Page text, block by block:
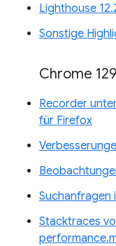
Lighthouse
Sonstige
Chrome 129
Recorder
für Firefox
Suchanfragen
Stacktraces